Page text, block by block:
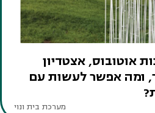
אוטובוס, אצטדיון
ומה אפשר לעשות עם
מערכת בית ונוי